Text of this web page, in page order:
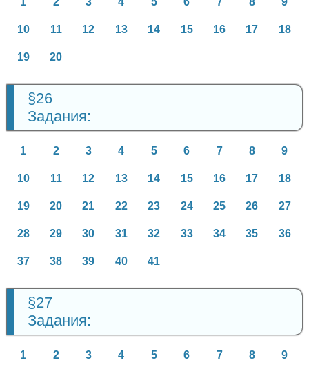
10 11 12 13 14 15 16 17 18
19 20
§26
Задания:
1 2 3 4 5 6 7 8 9
10 11 12 13 14 15 16 17 18
19 20 21 22 23 24 25 26 27
28 29 30 31 32 33 34 35 36
37 38 39 40 41
§27
Задания:
1 2 3 4 5 6 7 8 9